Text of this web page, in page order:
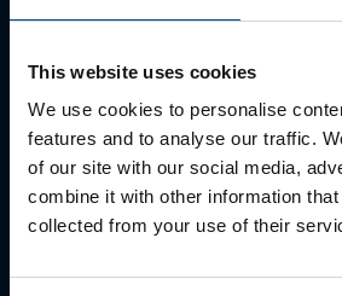
This website uses cookies
We use cookies to personalise
features and to analyse our traffic.
of our site with our social media,
combine it with other information
collected from your use of their
Mark Milvek
+372 56560000
mark.milvek@utugroup.com
Eesnimi *